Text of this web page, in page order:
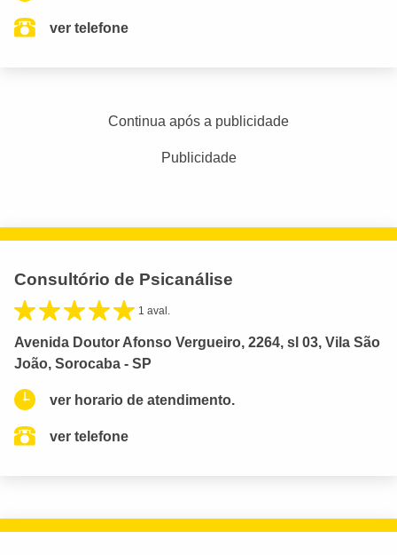
ver telefone
Continua após a publicidade
Publicidade
Consultório de Psicanálise
1 aval.
Avenida Doutor Afonso Vergueiro, 2264, sl 03, Vila São
João, Sorocaba - SP
ver horario de atendimento.
ver telefone